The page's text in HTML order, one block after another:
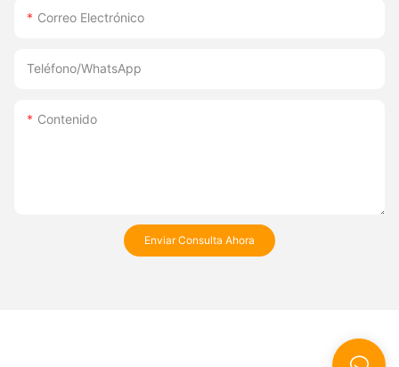
Correo Electrónico
Teléfono/WhatsApp
Contenido
Enviar Consulta Ahora